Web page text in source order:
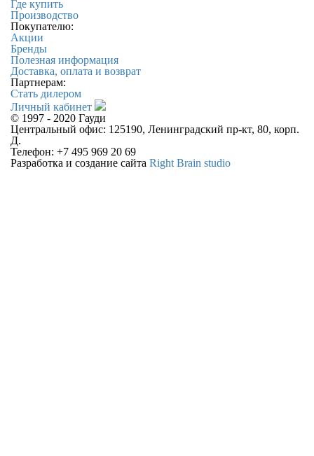
Где купить
Производство
Покупателю:
Акции
Бренды
Полезная информация
Доставка, оплата и возврат
Партнерам:
Стать дилером
Личный кабинет
© 1997 - 2020 Гауди
Центральный офис: 125190, Ленинградский пр-кт, 80, корп.
Д.
Телефон: +7 495 969 20 69
Разработка и создание сайта Right Brain studio